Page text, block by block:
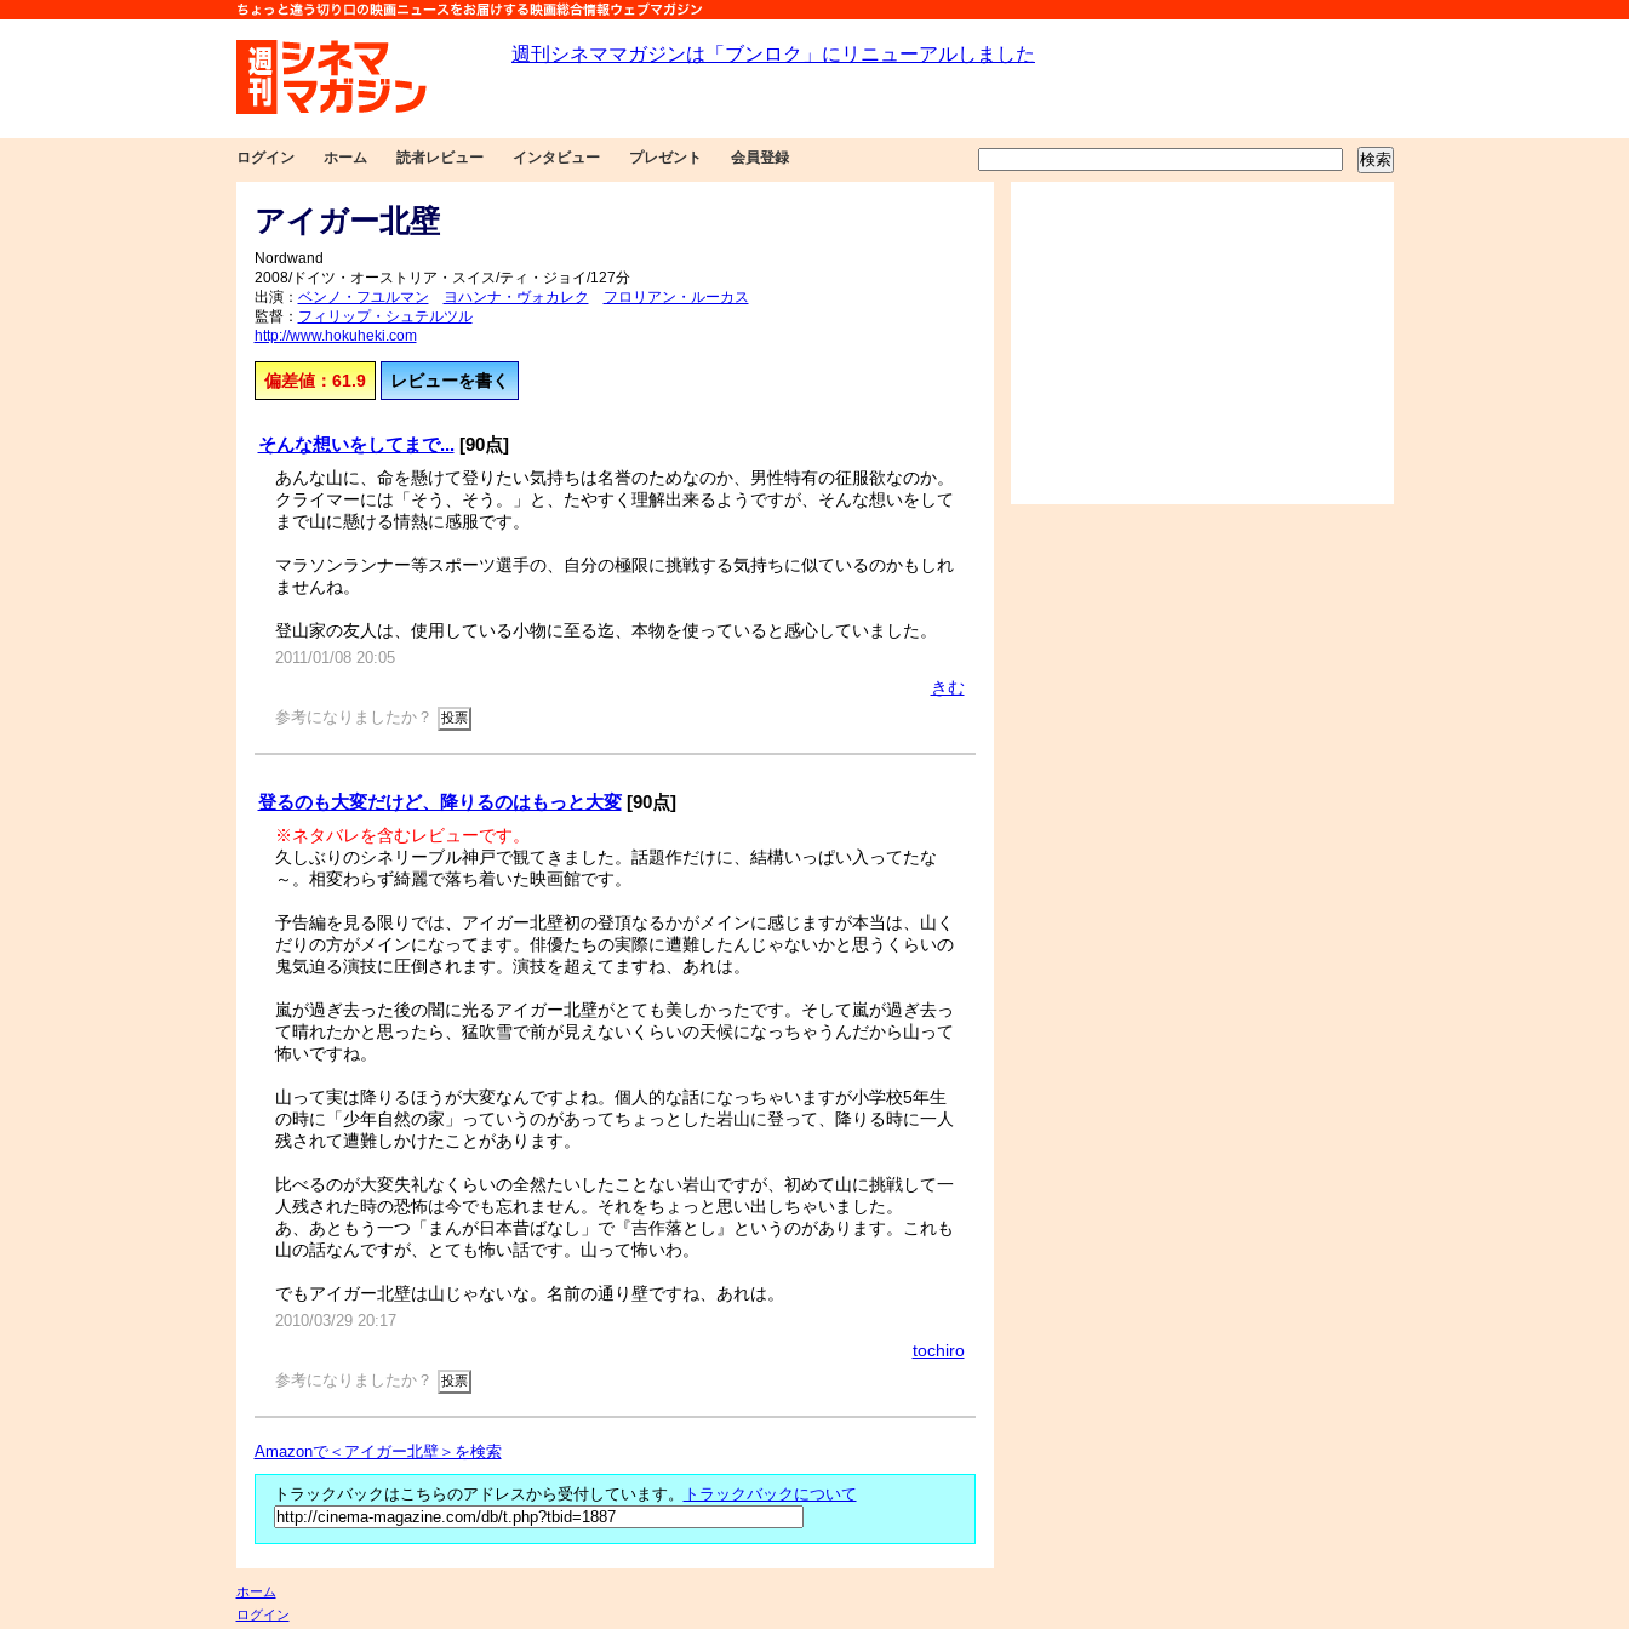
ログイン ホーム 読者レビュー インタビュー プレゼント 会員登録
アイガー北壁
Nordwand
2008/ドイツ・オーストリア・スイス/ティ・ジョイ/127分
出演： ベンノ・フユルマン ヨハンナ・ヴォカレク
フロリアン・ルーカス
監督： フィリップ・シュテルツル
http://www.hokuheki.com
偏差値：61.9 レビューを書く
そんな想いをしてまで...[90点]
あんな山に、命を懸けて登りたい気持ちは名誉のためなのか、男性特有の征服欲なのか。
クライマーには「そう、そう。」と、たやすく理解出来るようですが、そんな想いをして
まで山に懸ける情熱に感服です。
マラソンランナー等スポーツ選手の、自分の極限に挑戦する気持ちに似ているのかもしれ
ませんね。
登山家の友人は、使用している小物に至る迄、本物を使っていると感心していました。
2011/01/08 20:05
きむ
参考になりましたか？
登るのも大変だけど、降りるのはもっと大変[90点]
※ネタバレを含むレビューです。
久しぶりのシネリーブル神戸で観てきました。話題作だけに、結構いっぱい入ってたな
～。相変わらず綺麗で落ち着いた映画館です。
予告編を見る限りでは、アイガー北壁初の登頂なるかがメインに感じますが本当は、山く
だりの方がメインになってます。俳優たちの実際に遭難したんじゃないかと思うくらいの
鬼気迫る演技に圧倒されます。演技を超えてますね、あれは。
嵐が過ぎ去った後の闇に光るアイガー北壁がとても美しかったです。そして嵐が過ぎ去っ
て晴れたかと思ったら、猛吹雪で前が見えないくらいの天候になっちゃうんだから山って
怖いですね。
山って実は降りるほうが大変なんですよね。個人的な話になっちゃいますが小学校5年生
の時に「少年自然の家」っていうのがあってちょっとした岩山に登って、降りる時に一人
残されて遭難しかけたことがあります。
比べるのが大変失礼なくらいの全然たいしたことない岩山ですが、初めて山に挑戦して一
人残された時の恐怖は今でも忘れません。それをちょっと思い出しちゃいました。
あ、あともう一つ「まんが日本昔ばなし」で『吉作落とし』というのがあります。これも
山の話なんですが、とても怖い話です。山って怖いわ。
でもアイガー北壁は山じゃないな。名前の通り壁ですね、あれは。
2010/03/29 20:17
tochiro
参考になりましたか？
Amazonで＜アイガー北壁＞を検索
トラックバックはこちらのアドレスから受付しています。 トラックバックについて
ホーム
ログイン